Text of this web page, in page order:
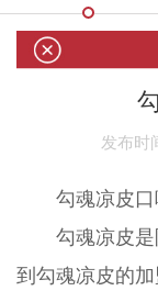
发布时
勾魂凉皮口
勾魂凉皮是
到勾魂凉皮的